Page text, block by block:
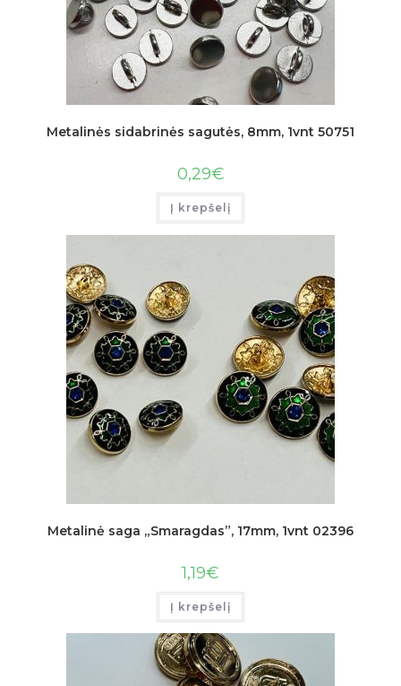
Metalinės sidabrinės sagutės, 8mm, 1vnt 50751
0,29€
Į krepšelį
Metalinė saga „Smaragdas”, 17mm, 1vnt 02396
1,19€
Į krepšelį